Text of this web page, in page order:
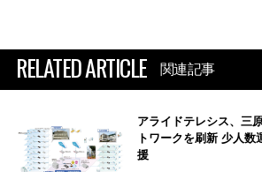
RELATED ARTICLE 関連記事
アライドテレシス、三
トワークを刷新 少人
援